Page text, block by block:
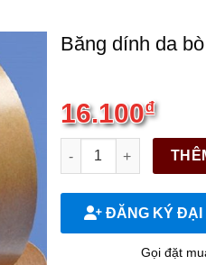
Băng dính da
16.100₫
Băng dính da bò trơn
ĐĂNG KÝ ĐẠI
Gọi đặt